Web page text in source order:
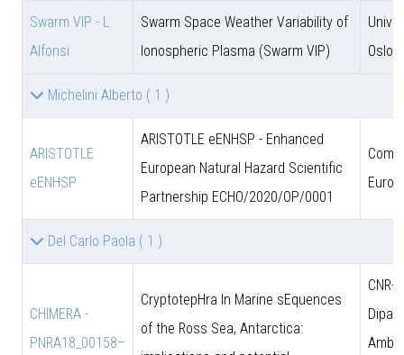
Swarm VIP - L.
Alfonsi
Swarm Space Weather Variability of
Ionospheric Plasma (Swarm VIP)
Oslo
Michelini Alberto ( 1 )
ARISTOTLE
eENHSP
ARISTOTLE eENHSP - Enhanced
European Natural Hazard Scientific
Partnership ECHO/2020/OP/0001
Del Carlo Paola ( 1 )
CHIMERA -
PNRA18_00158–
CryptotepHra In Marine sEquences
of the Ross Sea, Antarctica:
CNR-
Amb.